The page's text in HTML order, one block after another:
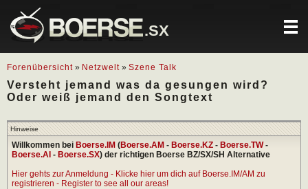
.SX
Forenübersicht » Netzwelt » Szene Talk
Versteht jemand was da gesungen wird?
Oder weiß jemand den Songtext
Hinweise
Willkommen bei Boerse.IM (Boerse.AM - Boerse.KZ - Boerse.TW-
Boerse.AI - Boerse.SX) der richtigen Boerse BZ/SX/SH Alternative
Hier gehts zur Anmeldung - Klicke hier um dich auf Boerse.IM/AM zu
registrieren - Register to see all our areas!